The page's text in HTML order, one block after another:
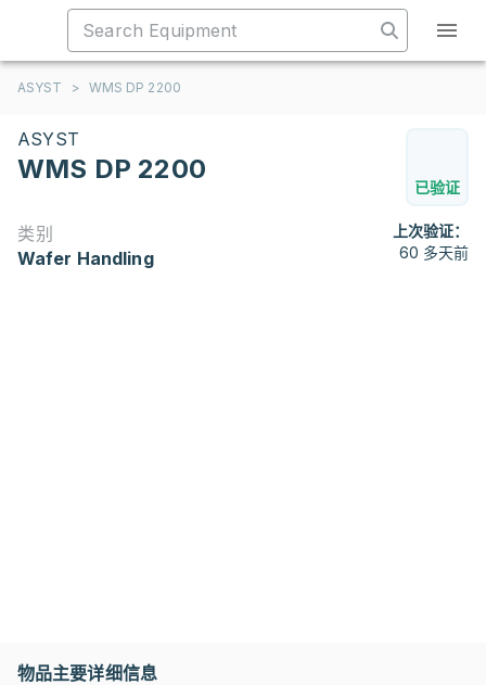
ASYST > WMS DP 2200
ASYST
WMS DP 2200
已验证
类别
Wafer Handling
上次验证：
60 多天前
物品主要详细信息